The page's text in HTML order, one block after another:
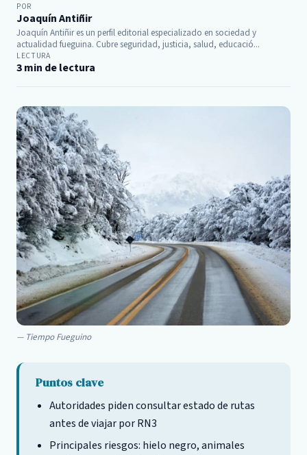
POR
Joaquín Antiñir
Joaquín Antiñir es un perfil editorial especializado en sociedad y
actualidad fueguina. Cubre seguridad, justicia, salud, educació...
LECTURA
3 min de lectura
Tiempo Fueguino
Puntos clave
Autoridades piden consultar estado de rutas
antes de viajar por RN3
Principales riesgos: hielo negro, animales